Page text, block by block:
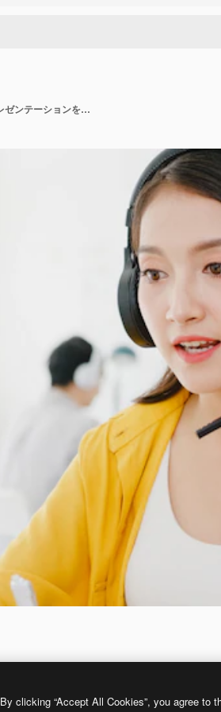
職場でのビデオ通話の計画について同僚にノートパソコンのプレゼンテーションを使用しながら、ウイルス防止のための新しい通常の状況でアジアの実業家の社会的距離。コロナウイルス後の生活。
By clicking “Accept All Cookies”, you agree to